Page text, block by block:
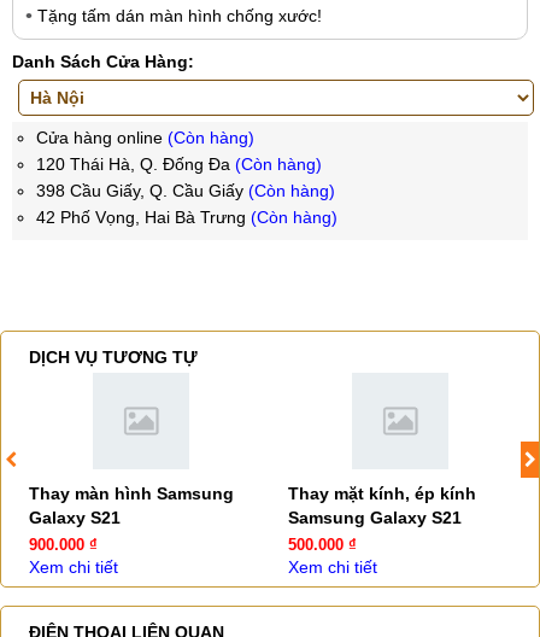
Tặng tấm dán màn hình chống xước!
Danh Sách Cửa Hàng:
Cửa hàng online (Còn hàng)
120 Thái Hà, Q. Đống Đa (Còn hàng)
398 Cầu Giấy, Q. Cầu Giấy (Còn hàng)
42 Phố Vọng, Hai Bà Trưng (Còn hàng)
DỊCH VỤ TƯƠNG TỰ
Thay màn hình Samsung
Galaxy S21
900.000 ₫
Xem chi tiết
Thay mặt kính, ép kính
Samsung Galaxy S21
500.000 ₫
Xem chi tiết
ĐIỆN THOẠI LIÊN QUAN